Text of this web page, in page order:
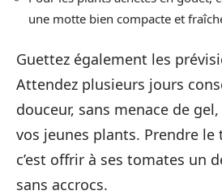
une motte bien compacte et
Guettez également les
Attendez plusieurs jours
douceur, sans menace de
vos jeunes plants. Prendre le
c’est offrir à ses tomates un
sans accrocs.